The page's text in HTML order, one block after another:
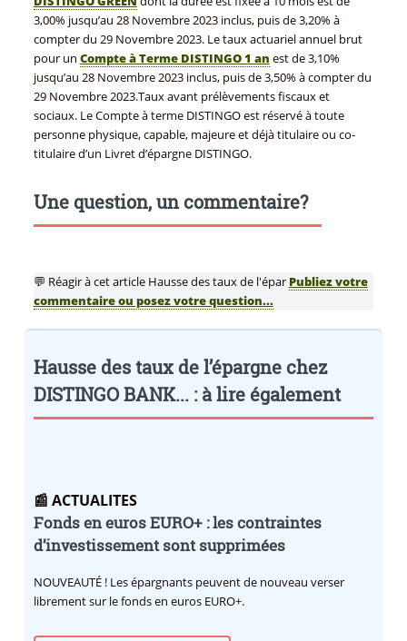
3,00% jusqu’au 28 Novembre 2023 inclus, puis de 3,20% à
compter du 29 Novembre 2023. Le taux actuariel annuel brut
pour un Compte à Terme DISTINGO 1 an est de 3,10%
jusqu’au 28 Novembre 2023 inclus, puis de 3,50% à compter du
29 Novembre 2023.Taux avant prélèvements fiscaux et
sociaux. Le Compte à terme DISTINGO est réservé à toute
personne physique, capable, majeure et déjà titulaire ou co-
titulaire d’un Livret d’épargne DISTINGO.
Une question, un commentaire?
💬 Réagir à cet article Hausse des taux de l'épar Publiez votre
commentaire ou posez votre question...
Hausse des taux de l’épargne chez
DISTINGO BANK... : à lire également
📰 ACTUALITES
Fonds en euros EURO+ : les contraintes
d’investissement sont supprimées
NOUVEAUTÉ !Les épargnants peuvent de nouveau verser
librement sur le fonds en euros EURO+.